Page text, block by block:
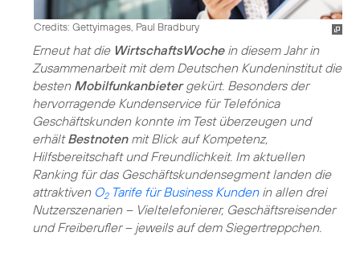
Credits: Gettyimages, Paul Bradbury
Erneut hat die WirtschaftsWochein diesem Jahr in
Zusammenarbeit mit dem Deutschen Kundeninstitut die
besten Mobilfunkanbietergekürt. Besonders der
hervorragende Kundenservice für Telefónica
Geschäftskunden konnte im Test überzeugen und
erhältBestnotenmit Blick auf Kompetenz,
Hilfsbereitschaft und Freundlichkeit. Im aktuellen
Ranking für das Geschäftskundensegment landen die
attraktiven O2Tarife für Business Kundenin allen drei
Nutzerszenarien – Vieltelefonierer, Geschäftsreisender
und Freiberufler – jeweils auf dem Siegertreppchen.